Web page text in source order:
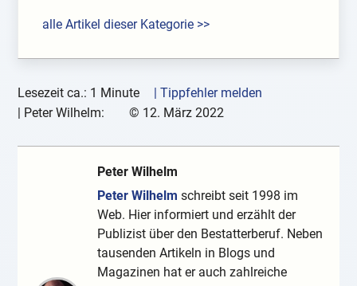
alle Artikel dieser Kategorie >>
Lesezeit ca.: 1 Minute
| Tippfehler melden
| Peter Wilhelm: © 12. März 2022
Peter Wilhelm
Peter Wilhelm schreibt seit 1998 im
Web. Hier informiert und erzählt der
Publizist über den Bestatterberuf. Neben
tausenden Artikeln in Blogs und
Magazinen hat er auch zahlreiche